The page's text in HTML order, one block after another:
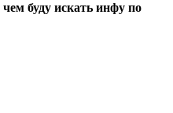
буду искать инфу по